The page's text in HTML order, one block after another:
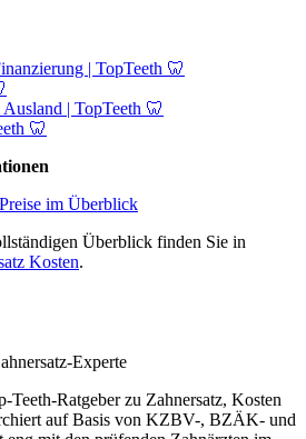
| TopTeeth 🦷
Ausland | TopTeeth 🦷
🦷
im Überblick
Überblick finden Sie in
Kosten.
Experte
Teeth-Ratgeber zu Zahnersatz, Kosten
auf Basis von KZBV-, BZÄK- und